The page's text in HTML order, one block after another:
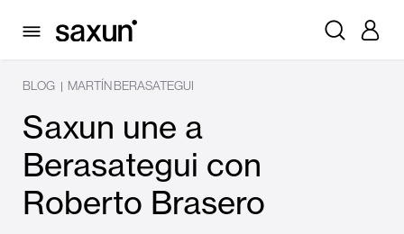
BLOG | MARTÍN BERASATEGUI
Saxun une a
Berasategui con
Roberto Brasero